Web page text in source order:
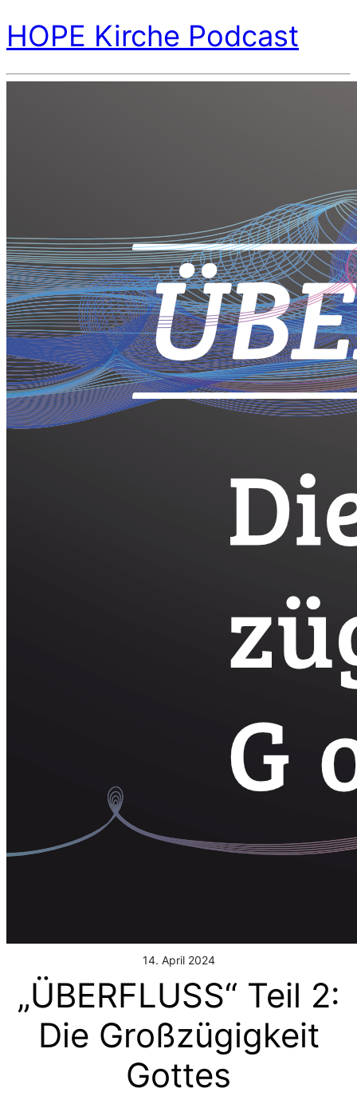
HOPE Kirche Podcast
14. April 2024
„ÜBERFLUSS“ Teil 2:
Die Großzügigkeit
Gottes